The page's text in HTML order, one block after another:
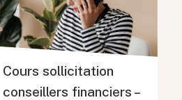
Cours sollicitation
conseillers financiers –